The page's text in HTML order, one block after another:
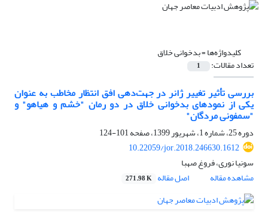
کلیدواژه‌ها =بدخوانی خلاق
تعداد مقالات: 1
بررسی تأثیر تغییر ژانر در جهت‌دهی افق انتظار مخاطب به عنوان
یکی از نمودهای بدخوانی خلاق در دو رمان "خشم و هیاهو" و
"سمفونی مردگان"
دوره 25، شماره 1، شهریور 1399، صفحه
101-124
10.22059/jor.2018.246630.1612
سونیا نوری، فروغ صهبا
مشاهده مقاله
اصل مقاله 271.98 K